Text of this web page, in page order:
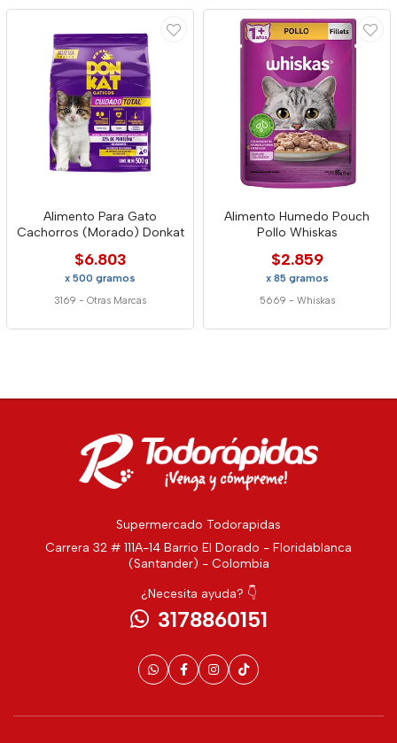
Alimento Para Gato
Cachorros (Morado) Donkat
$6.803
x 500 gramos
3169 - Otras Marcas
Alimento Humedo Pouch
Pollo Whiskas
$2.859
x 85 gramos
5669 - Whiskas
Supermercado Todorapidas
Carrera 32 # 111A-14 Barrio El Dorado - Floridablanca
(Santander) - Colombia
¿Necesita ayuda? 👇
3178860151